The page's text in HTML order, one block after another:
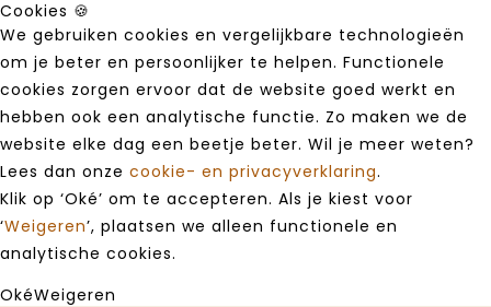
Cookies 🍪
We gebruiken cookies en vergelijkbare technologieën
om je beter en persoonlijker te helpen. Functionele
cookies zorgen ervoor dat de website goed werkt en
hebben ook een analytische functie. Zo maken we de
website elke dag een beetje beter. Wil je meer weten?
Lees dan onze cookie- en privacyverklaring.
Klik op ‘Oké’ om te accepteren. Als je kiest voor
‘Weigeren’, plaatsen we alleen functionele en
analytische cookies.
OkéWeigeren